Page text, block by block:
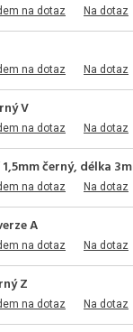
na dotaz Na dotaz
na dotaz Na dotaz
V
na dotaz Na dotaz
černý, délka 3m
na dotaz Na dotaz
A
na dotaz Na dotaz
Z
na dotaz Na dotaz